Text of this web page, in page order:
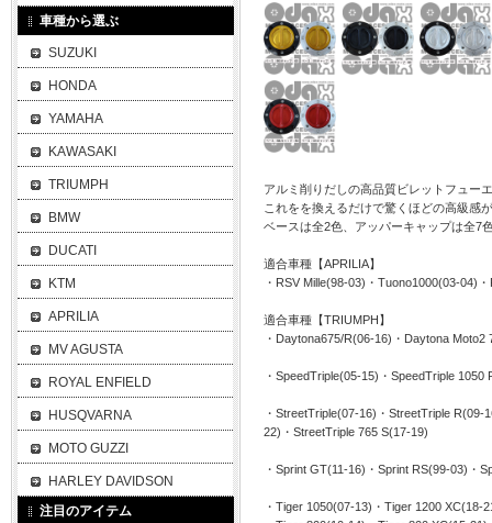
アルミ削りだしの高品質ビレットフュー
これをを換えるだけで驚くほどの高級感
ベースは全2色、アッパーキャップは全7
適合車種【APRILIA】
・RSV Mille(98-03)・Tuono1000(03-04)
適合車種【TRIUMPH】
・Daytona675/R(06-16)・Daytona Moto2
・SpeedTriple(05-15)・SpeedTriple
・StreetTriple(07-16)・StreetTriple
22)・StreetTriple 765 S(17-19)
・Sprint GT(11-16)・Sprint RS(99-03)・
・Tiger 1050(07-13)・Tiger 1200 XC(18-
車種から選ぶ
SUZUKI
HONDA
YAMAHA
KAWASAKI
TRIUMPH
BMW
DUCATI
KTM
APRILIA
MV AGUSTA
ROYAL ENFIELD
HUSQVARNA
MOTO GUZZI
HARLEY DAVIDSON
注目のアイテム